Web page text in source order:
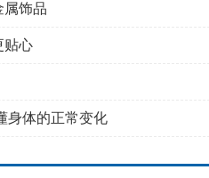
属饰品
贴心
身体的正常变化